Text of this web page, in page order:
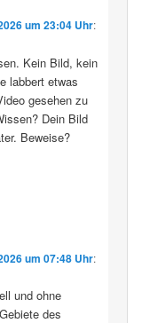
um 23:04 Uhr:
Kein Bild, kein
labbert etwas
gesehen zu
Dein Bild
Beweise?
um 07:48 Uhr:
und ohne
des